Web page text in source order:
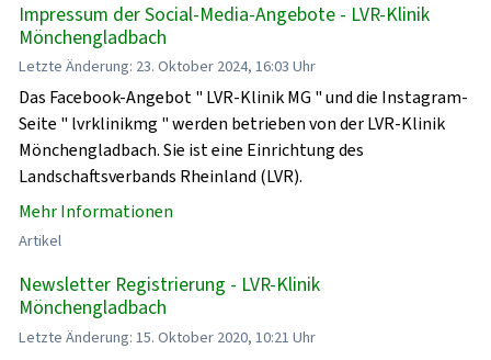
Impressum der Social-Media-Angebote - LVR-Klinik
Mönchengladbach
Letzte Änderung: 23. Oktober 2024, 16:03 Uhr
Das Facebook-Angebot " LVR-Klinik MG " und die Instagram-
Seite " lvrklinikmg " werden betrieben von der LVR-Klinik
Mönchengladbach. Sie ist eine Einrichtung des
Landschaftsverbands Rheinland (LVR).
Mehr Informationen
Artikel
Newsletter Registrierung - LVR-Klinik
Mönchengladbach
Letzte Änderung: 15. Oktober 2020, 10:21 Uhr